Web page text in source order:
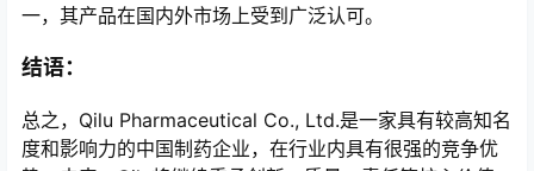
一，其产品在国内外市场上受到广泛认可。
结语：
总之，Qilu Pharmaceutical Co., Ltd.是一家具有较高知名
度和影响力的中国制药企业，在行业内具有很强的竞争优